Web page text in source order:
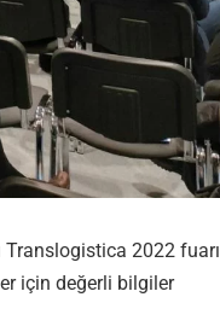
2022 fuarı
için değerli bilgiler